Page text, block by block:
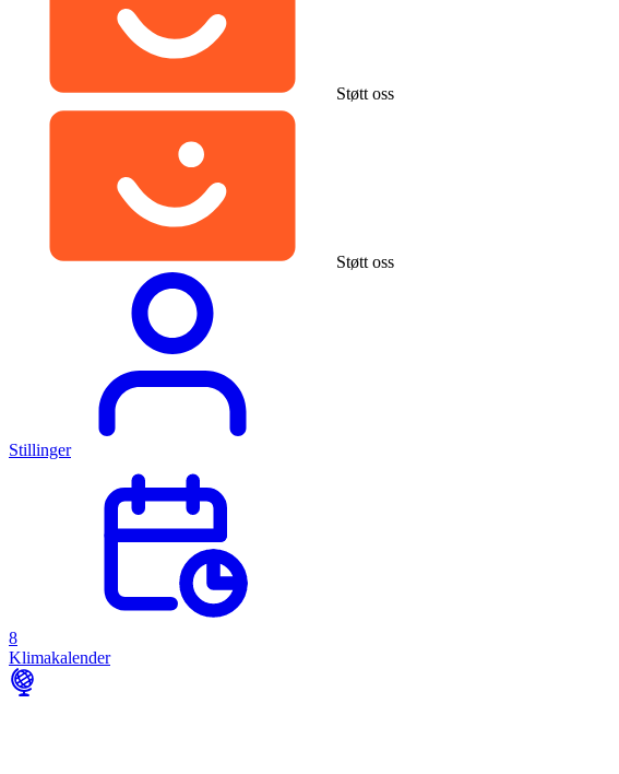
Støtt oss
Støtt oss
Stillinger
8
Klimakalender